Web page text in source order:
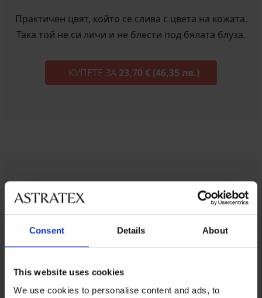
Consent Details About
This website uses cookies
We use cookies to personalise content and ads, to
Практичен цвят, който се слива с цвета на кожата.
Така той не си личи и не блести под бялата блуза.
КУПЕТЕ ЗА 23,70 € (46,35 лв.)
Не е нужно да се придържате само към черния цвят
под тъмните дрехи. Опитайте и червеното.
КУПЕТЕ ЗА23,70 €